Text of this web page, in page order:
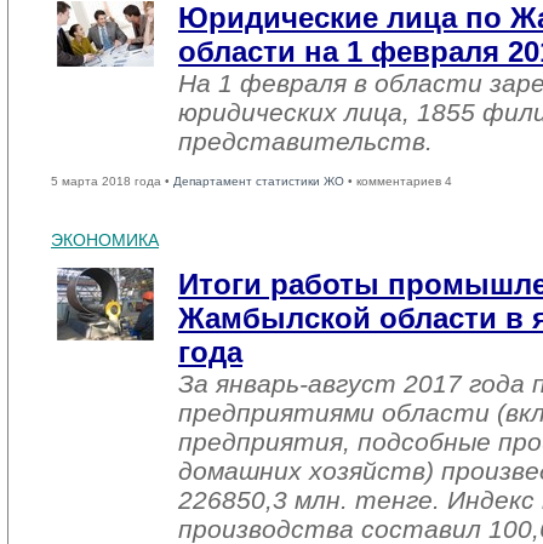
Юридические лица по
области на 1 февраля
На 1 февраля в области
юридических лица, 1855
представительств.
5 марта 2018 года • Департамент статистики ЖО • комментариев 4
ЭКОНОМИКА
Итоги работы
Жамбылской области в
года
За январь-август 2017
предприятиями области
предприятия, подсобные
домашних хозяйств)
226850,3 млн. тенге.
производства составил